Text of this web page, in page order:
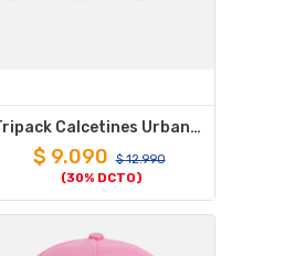
Tripack Calcetines Urbanos Cortos Negros 39-44
$ 9.090 $12.990
(30% DCTO)